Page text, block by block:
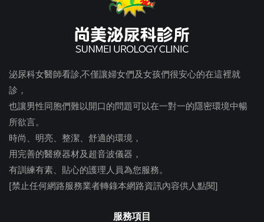
泌尿科女醫師看診,不僅讓婦女們及女孩們很安心的在這裡就
診，
也讓男性同胞們難以開口的問題可以在一對一的隱密環境中暢
所欲言。
時尚、明亮、整潔、舒適的環境，
用完善的醫療器材及超音波儀器，
有訓練有素、貼心的護理人員為您服務。
[禁止任何網路服務業者轉錄本網路資訊內容供人點閱]
服務項目